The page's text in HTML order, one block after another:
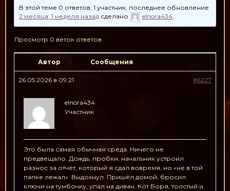
В этой теме 0 ответов, 1 участник, последнее обновление
2 месяца, 1 неделя назад сделано elnora434.
Просмотр 0 веток ответов
Автор Сообщения
26.05.2026 в 09:21 #6227
elnora434
Участник
Это была самая обычная среда. Ничего не
предвещало. Дождь, пробки, начальник устроил
разнос за отчёт, который я сдал вовремя, но «не в той
папке лежал». Выдохнул. Пришёл домой, бросил
ключи на тумбочку, упал на диван. Кот Боря, толстый и